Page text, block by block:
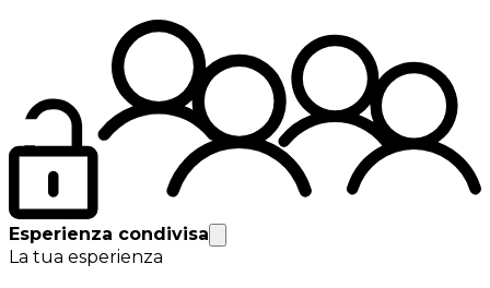
Esperienza condivisa
La tua esperienza